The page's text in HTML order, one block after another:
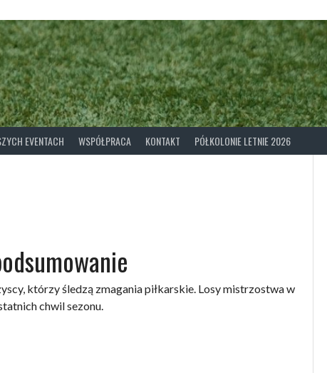
EVENTACH WSPÓŁPRACA KONTAKT PÓŁKOLONIE LETNIE 2026
którzy śledzą zmagania piłkarskie. Losy mistrzostwa w
chwil sezonu.